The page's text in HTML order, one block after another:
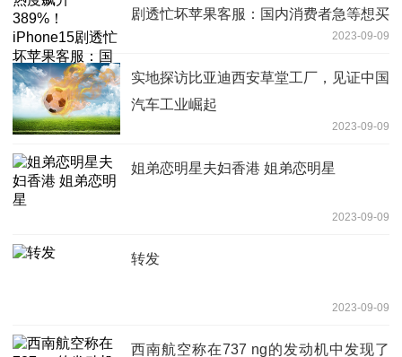
剧透忙坏苹果客服：国内消费者急等想买
2023-09-09
实地探访比亚迪西安草堂工厂，见证中国
汽车工业崛起
2023-09-09
姐弟恋明星夫妇香港 姐弟恋明星
2023-09-09
转发
2023-09-09
西南航空称在737 ng的发动机中发现了